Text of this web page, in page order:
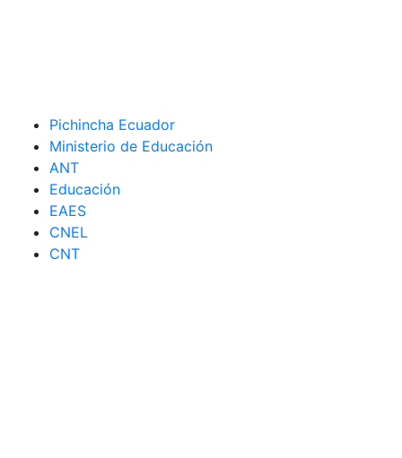
Pichincha Ecuador
Ministerio de Educación
ANT
Educación
EAES
CNEL
CNT